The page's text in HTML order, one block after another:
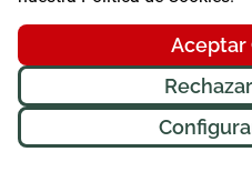
Aceptar
FREMAP Ⓒ Todos